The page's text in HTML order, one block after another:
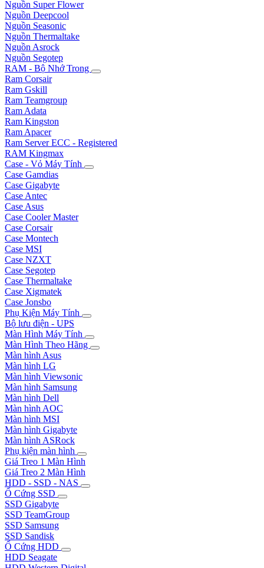
Nguồn Super Flower
Nguồn Deepcool
Nguồn Seasonic
Nguồn Thermaltake
Nguồn Asrock
Nguồn Segotep
RAM - Bộ Nhớ Trong
Ram Corsair
Ram Gskill
Ram Teamgroup
Ram Adata
Ram Kingston
Ram Apacer
Ram Server ECC - Registered
RAM Kingmax
Case - Vỏ Máy Tính
Case Gamdias
Case Gigabyte
Case Antec
Case Asus
Case Cooler Master
Case Corsair
Case Montech
Case MSI
Case NZXT
Case Segotep
Case Thermaltake
Case Xigmatek
Case Jonsbo
Phụ Kiện Máy Tính
Bộ lưu điện - UPS
Màn Hình Máy Tính
Màn Hình Theo Hãng
Màn hình Asus
Màn hình LG
Màn hình Viewsonic
Màn hình Samsung
Màn hình Dell
Màn hình AOC
Màn hình MSI
Màn hình Gigabyte
Màn hình ASRock
Phụ kiện màn hình
Giá Treo 1 Màn Hình
Giá Treo 2 Màn Hình
HDD - SSD - NAS
Ổ Cứng SSD
SSD Gigabyte
SSD TeamGroup
SSD Samsung
SSD Sandisk
Ổ Cứng HDD
HDD Seagate